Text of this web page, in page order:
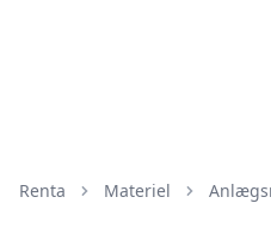
Renta Materiel